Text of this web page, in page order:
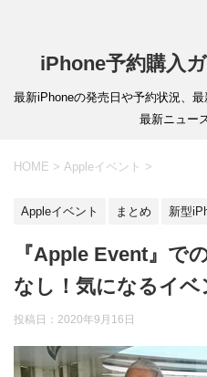
iPhone予約購入
最新iPhoneの発売日や予約状況、
最新ニュー
HOME > Appleイベント >
Appleイベント まとめ 新型
『Apple Event』で
なし！気になるイベ
投稿日： 2020年9月16日